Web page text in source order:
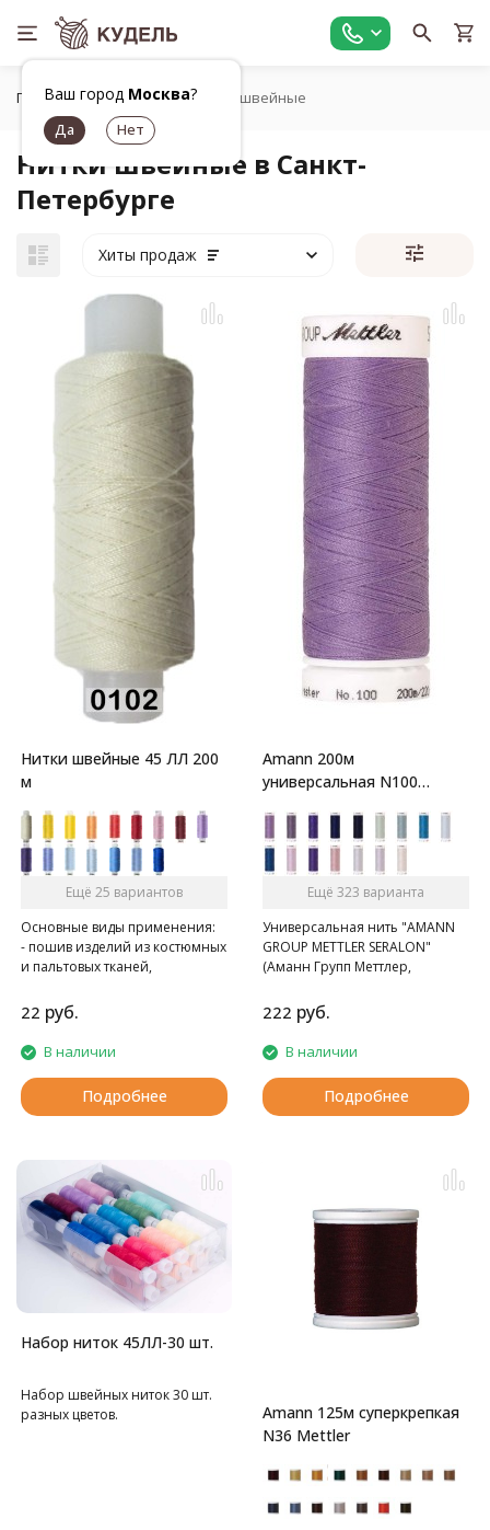
Ваш город Москва?
Главная Шитье Нитки швейные
Нитки швейные в Санкт-
Петербурге
Хиты продаж
Нитки швейные 45 ЛЛ 200
м
Ещё 25 вариантов
Основные виды применения:
- пошив изделий из костюмных
и пальтовых тканей,
- при швейно-клеевом
скреплении книг в типографии
22 руб.
В наличии
Подробнее
Amann 200м
универсальная N100
Ещё 323 варианта
Универсальная нить "AMANN
GROUP METTLER SERALON"
(Аманн Групп Меттлер,
350 цветов.
222 руб.
В наличии
Подробнее
Набор ниток 45ЛЛ-30 шт.
Набор швейных ниток 30 шт.
разных цветов.
Amann 125м суперкрепкая
N36 Mettler